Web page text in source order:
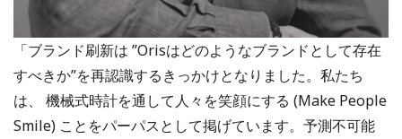
「ブランド刷新は ”Orisはどのようなブランドとして存在
すべきか”を再認識するきっかけとなりました。私たち
は、 機械式時計を通して人々を笑顔にする (Make People
Smile) ことをパーパスとして掲げています。予測不可能